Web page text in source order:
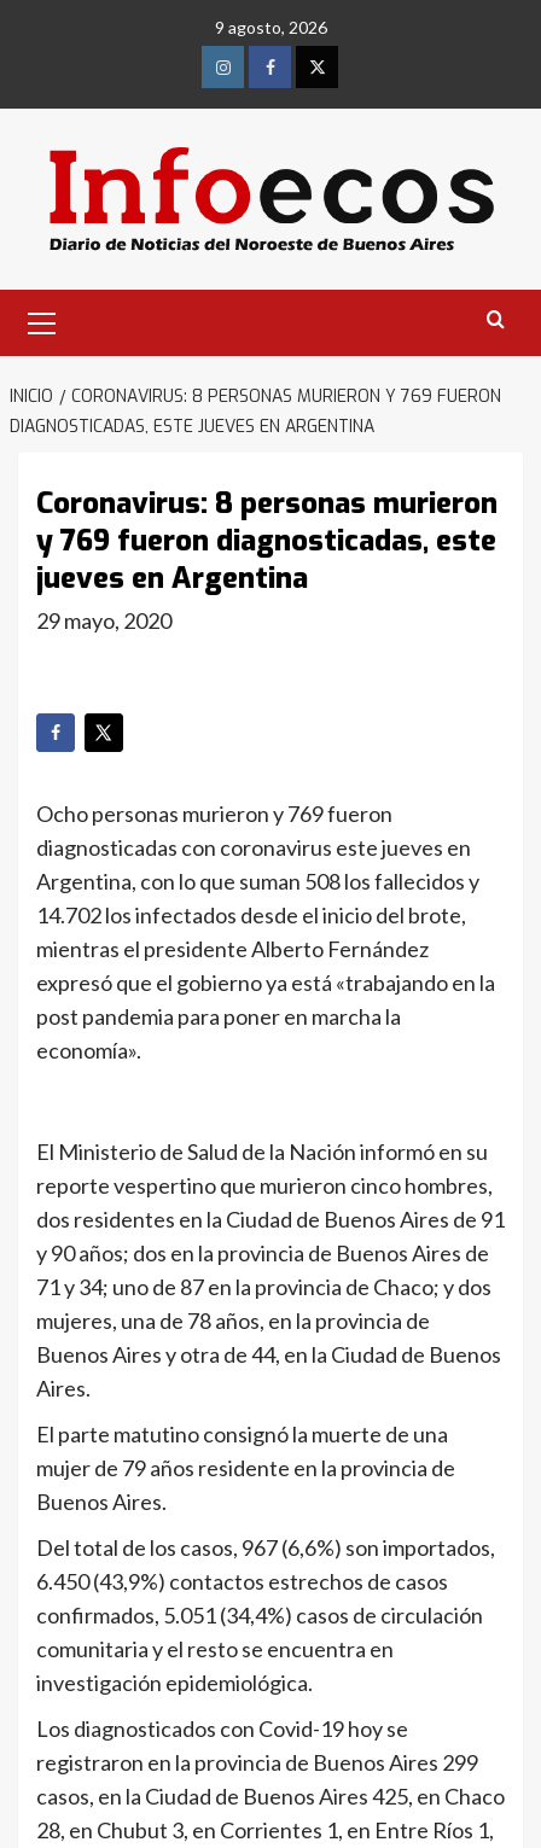
9 agosto, 2026
InstagramFacebookTwitter
primario
INICIO
CORONAVIRUS: 8 PERSONAS MURIERON Y 769 FUERON
DIAGNOSTICADAS, ESTE JUEVES EN ARGENTINA
Coronavirus: 8 personas murieron
y 769 fueron diagnosticadas, este
jueves en Argentina
29 mayo, 2020
Ocho personas murieron y 769 fueron
diagnosticadas con coronavirus este jueves en
Argentina, con lo que suman 508 los fallecidos y
14.702 los infectados desde el inicio del brote,
mientras el presidente Alberto Fernández
expresó que el gobierno ya está «trabajando en la
post pandemia para poner en marcha la
economía».
El Ministerio de Salud de la Nación informó en su
reporte vespertino que murieron cinco hombres,
dos residentes en la Ciudad de Buenos Aires de 91
y 90 años; dos en la provincia de Buenos Aires de
71 y 34; uno de 87 en la provincia de Chaco; y dos
mujeres, una de 78 años, en la provincia de
Buenos Aires y otra de 44, en la Ciudad de Buenos
Aires.
El parte matutino consignó la muerte de una
mujer de 79 años residente en la provincia de
Buenos Aires.
Del total de los casos, 967 (6,6%) son importados,
6.450 (43,9%) contactos estrechos de casos
confirmados, 5.051 (34,4%) casos de circulación
comunitaria y el resto se encuentra en
investigación epidemiológica.
Los diagnosticados con Covid-19 hoy se
registraron en la provincia de Buenos Aires 299
casos, en la Ciudad de Buenos Aires 425, en Chaco
28, en Chubut 3, en Corrientes 1, en Entre Ríos 1,